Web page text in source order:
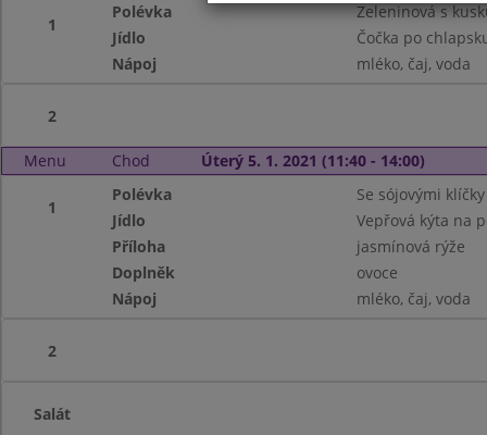
1
Polévka
Zeleninová s
Jídlo
Čočka po
Nápoj
mléko, čaj, voda
2
Menu Chod Úterý 5. 1. 2021 (11:40 - 14:00)
1
Polévka
Se sójovými
Jídlo
Vepřová kýta na
Příloha
jasmínová rýže
Doplněk
ovoce
Nápoj
mléko, čaj, voda
2
Salát